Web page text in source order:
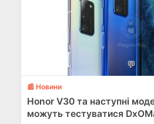
💬
📰 Новини
Honor V30 та наступні
можуть тестуватися